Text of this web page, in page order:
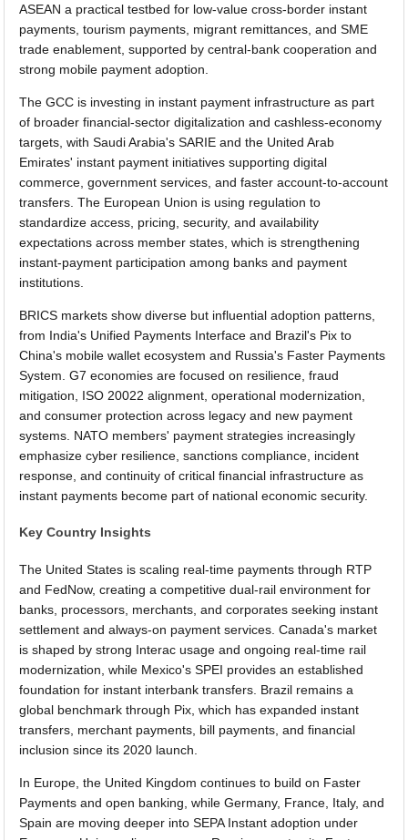
ASEAN a practical testbed for low-value cross-border instant
payments, tourism payments, migrant remittances, and SME
trade enablement, supported by central-bank cooperation and
strong mobile payment adoption.
The GCC is investing in instant payment infrastructure as part
of broader financial-sector digitalization and cashless-economy
targets, with Saudi Arabia's SARIE and the United Arab
Emirates' instant payment initiatives supporting digital
commerce, government services, and faster account-to-account
transfers. The European Union is using regulation to
standardize access, pricing, security, and availability
expectations across member states, which is strengthening
instant-payment participation among banks and payment
institutions.
BRICS markets show diverse but influential adoption patterns,
from India's Unified Payments Interface and Brazil's Pix to
China's mobile wallet ecosystem and Russia's Faster Payments
System. G7 economies are focused on resilience, fraud
mitigation, ISO 20022 alignment, operational modernization,
and consumer protection across legacy and new payment
systems. NATO members' payment strategies increasingly
emphasize cyber resilience, sanctions compliance, incident
response, and continuity of critical financial infrastructure as
instant payments become part of national economic security.
Key Country Insights
The United States is scaling real-time payments through RTP
and FedNow, creating a competitive dual-rail environment for
banks, processors, merchants, and corporates seeking instant
settlement and always-on payment services. Canada's market
is shaped by strong Interac usage and ongoing real-time rail
modernization, while Mexico's SPEI provides an established
foundation for instant interbank transfers. Brazil remains a
global benchmark through Pix, which has expanded instant
transfers, merchant payments, bill payments, and financial
inclusion since its 2020 launch.
In Europe, the United Kingdom continues to build on Faster
Payments and open banking, while Germany, France, Italy, and
Spain are moving deeper into SEPA Instant adoption under